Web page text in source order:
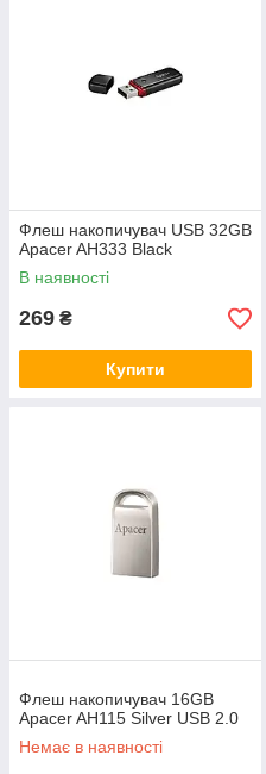
Флеш накопичувач USB 32GB
Apacer AH333 Black
В наявності
269 ₴
Купити
Флеш накопичувач 16GB
Apacer AH115 Silver USB 2.0
Немає в наявності